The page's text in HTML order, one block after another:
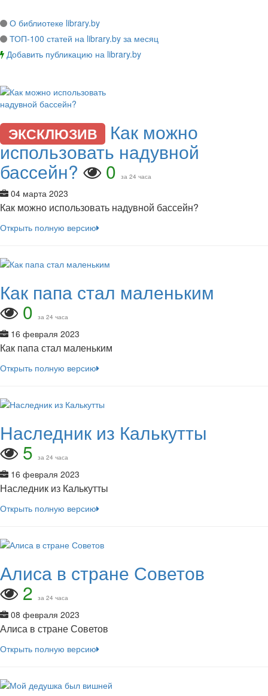
О библиотеке library.by
ТОП-100 статей на library.by за месяц
Добавить публикацию на library.by
ЭКСКЛЮЗИВ Как можно
использовать надувной
бассейн? 0 за 24 часа
04 марта 2023
Как можно использовать надувной бассейн?
Открыть полную версию
Как папа стал маленьким
0 за 24 часа
16 февраля 2023
Как папа стал маленьким
Открыть полную версию
Наследник из Калькутты
5 за 24 часа
16 февраля 2023
Наследник из Калькутты
Открыть полную версию
Алиса в стране Советов
2 за 24 часа
08 февраля 2023
Алиса в стране Советов
Открыть полную версию